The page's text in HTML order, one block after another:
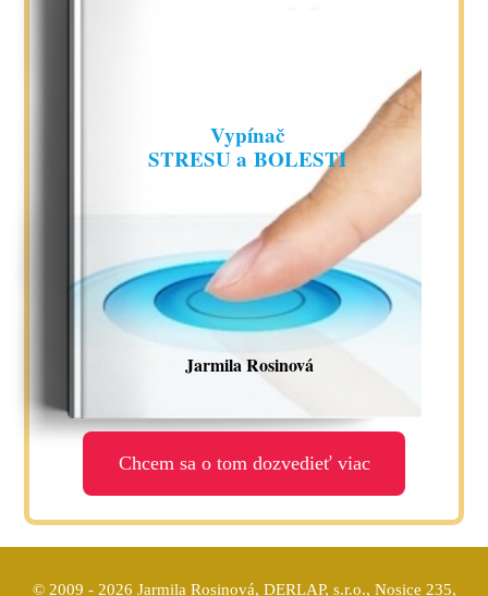
Vypínač
STRESU a BOLESTI
Jarmila Rosinová
Chcem sa o tom dozvedieť viac
© 2009 - 2026 Jarmila Rosinová, DERLAP, s.r.o., Nosice 235,